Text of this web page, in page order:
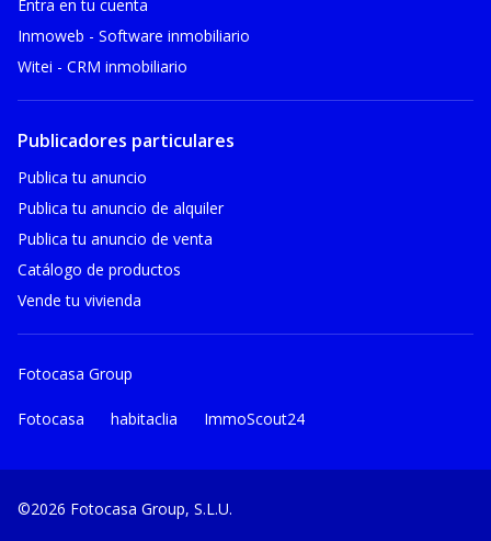
Entra en tu cuenta
Inmoweb - Software inmobiliario
Witei - CRM inmobiliario
Publicadores particulares
Publica tu anuncio
Publica tu anuncio de alquiler
Publica tu anuncio de venta
Catálogo de productos
Vende tu vivienda
Fotocasa Group
Fotocasa habitaclia ImmoScout24
©2026 Fotocasa Group, S.L.U.